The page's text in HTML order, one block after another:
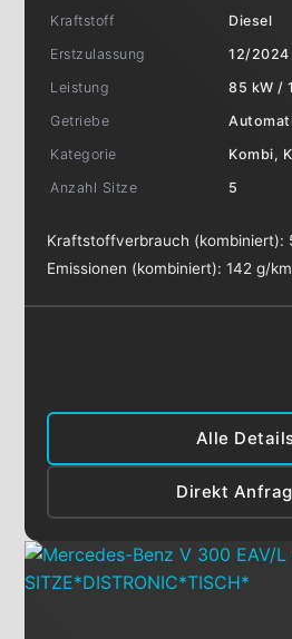
Kraftstoff
Diesel
Erstzulassung
12/2024
Leistung
85 kW /
Getriebe
Kategorie
Kombi,
Anzahl Sitze
5
Kraftstoffverbrauch (kombiniert):
Emissionen (kombiniert):142 g/km
Alle
Direkt